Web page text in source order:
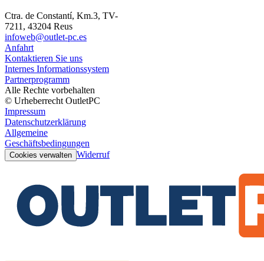
Ctra. de Constantí, Km.3, TV-
7211, 43204 Reus
infoweb@outlet-pc.es
Anfahrt
Kontaktieren Sie uns
Internes Informationssystem
Partnerprogramm
Alle Rechte vorbehalten
© Urheberrecht OutletPC
Impressum
Datenschutzerklärung
Allgemeine
Geschäftsbedingungen
Cookies verwalten Widerruf